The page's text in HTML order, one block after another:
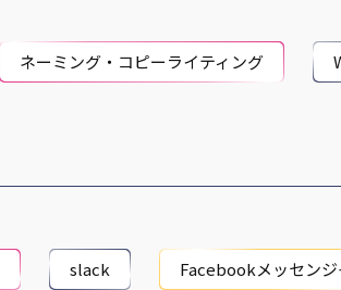
ネーミング・コピーライティング
slack Facebookメッセンジ